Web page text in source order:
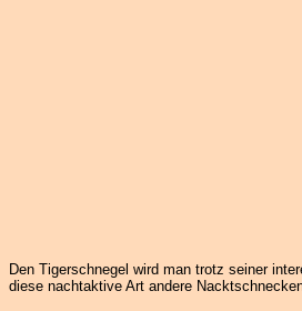
Den Tigerschnegel wird man trotz seiner
diese nachtaktive Art andere